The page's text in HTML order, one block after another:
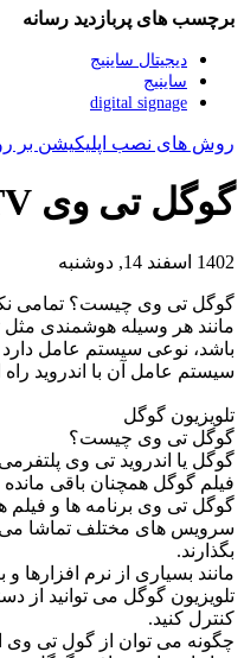
برچسب های پربازدید رسانه
دیجیتال ساینیج
ساینیج
digital signage
روش های نصب اپلیکیشن بر
گوگل تی وی Google TV
1402 اسفند 14, دوشنبه
گوگل تی وی چیست؟ تمامی
مانند هر وسیله هوشمندی مثل
باشد، نوعی سیستم عامل
سیستم عامل آن با اندروید راه
تلویزیون گوگل
گوگل تی وی چیست؟
فیلم گوگل همچنان باقی
گوگل تی وی برنامه ها و
بگذارند.
مانند بسیاری از نرم افزارها
تلویزیون گوگل می توانید از
کنترل کنید.
چگونه می توان از گول تی وی